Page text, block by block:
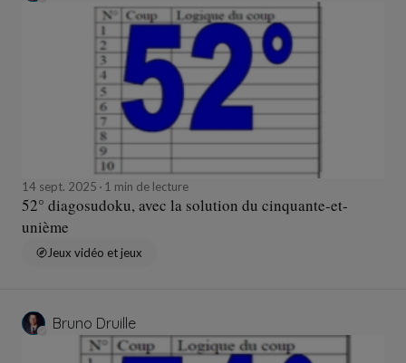
14 sept. 2025 1 min de lecture
52° diagosudoku, avec la solution du cinquante-et-
unième
Jeux vidéo et jeux
Bruno Druille